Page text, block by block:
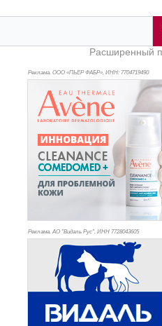
Расширенный
Реклама. ООО «ПЬЕР ФАБР», ИНН: 7704719490
Реклама. АО "Видаль Рус", ИНН 7728043605